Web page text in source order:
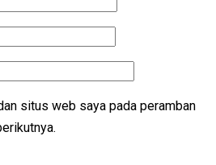
situs web saya pada peramban